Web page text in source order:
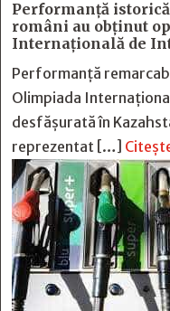
Performanță
români au obținut
Internațională de
Performanță
Olimpiada
desfășurată în
reprezentat […]